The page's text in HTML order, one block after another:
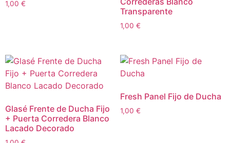
1,00 €
Transparente
1,00 €
Glasé Frente de Ducha Fijo
+ Puerta Corredera Blanco
Lacado Decorado
Fresh Panel Fijo de Ducha
1,00 €